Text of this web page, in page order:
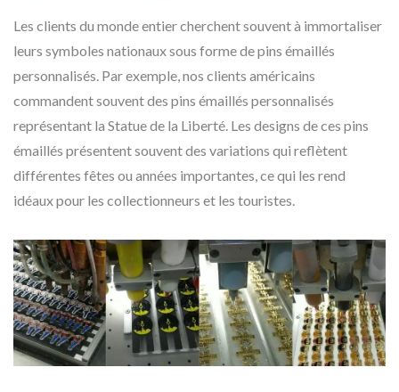
Les clients du monde entier cherchent souvent à immortaliser
leurs symboles nationaux sous forme de pins émaillés
personnalisés. Par exemple, nos clients américains
commandent souvent des pins émaillés personnalisés
représentant la Statue de la Liberté. Les designs de ces pins
émaillés présentent souvent des variations qui reflètent
différentes fêtes ou années importantes, ce qui les rend
idéaux pour les collectionneurs et les touristes.